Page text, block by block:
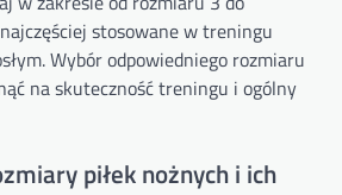
stosowane w treningu
Wybór odpowiedniego rozmiaru
na skuteczność treningu i ogólny
piłek nożnych i ich